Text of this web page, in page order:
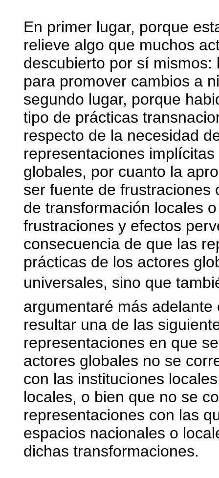
En primer lugar, porque
relieve algo que muchos
descubierto por sí
para promover cambios a
segundo lugar, porque
tipo de prácticas
respecto de la necesidad
representaciones
globales, por cuanto la
ser fuente de frustraciones
de transformación locales
frustraciones y efectos
consecuencia de que las
prácticas de los actores
universales, sino que
argumentaré más
resultar una de las
representaciones en que
actores globales no se
con las instituciones
locales, o bien que no se
representaciones con las
espacios nacionales o
dichas transformaciones.